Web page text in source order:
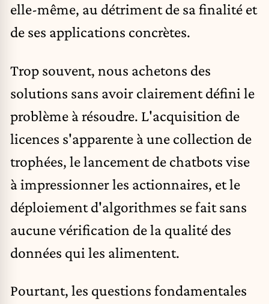
elle-même, au détriment de sa finalité et
de ses applications concrètes.
Trop souvent, nous achetons des
solutions sans avoir clairement défini le
problème à résoudre. L'acquisition de
licences s'apparente à une collection de
trophées, le lancement de chatbots vise
à impressionner les actionnaires, et le
déploiement d'algorithmes se fait sans
aucune vérification de la qualité des
données qui les alimentent.
Pourtant, les questions fondamentales